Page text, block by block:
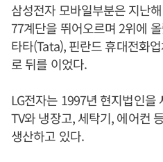
삼성전자 모바일부분은 지난
77계단을 뛰어오르며 2위에
타타(Tata), 핀란드 휴대전화
로 뒤를 이었다.
LG전자는 1997년 현지법인을
TV와 냉장고, 세탁기, 에어컨
생산하고 있다.